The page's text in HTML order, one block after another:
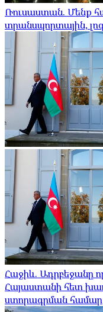
Ռուսաստան. Մենք
տրանսպորտային,
Հաջիև. Ադրբեջանը
Հայաստանի հետ
ստորագրման համար